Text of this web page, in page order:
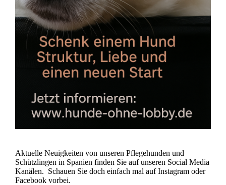
Aktuelle Neuigkeiten von unseren Pflegehunden und
Schützlingen in Spanien finden Sie auf unseren Social Media
Kanälen. Schauen Sie doch einfach mal auf Instagram oder
Facebook vorbei.